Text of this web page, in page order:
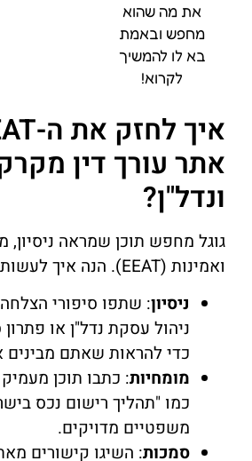
את מה שהוא
מחפש ובאמת
בא לו להמשיך
לקרוא!
אתר עורך דין
ונדל"ן?
גוגל מחפש תוכן שמראה ניסיון,
ואמינות (EEAT). הנה איך לעשות את זה:
ניסיון: שתפו סיפורי הצלחה
ניהול עסקת נדל"ן או
כדי להראות שאתם
מומחיות: כתבו תוכן
כמו "תהליך רישום נכס
משפטיים מדויקים.
סמכות: השיגו קישורים